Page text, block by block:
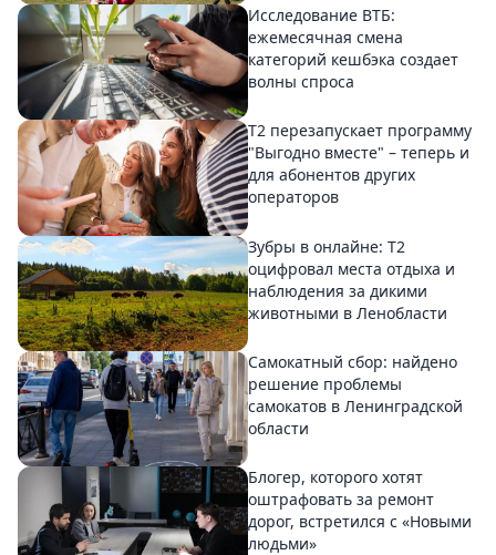
Исследование ВТБ:
ежемесячная смена
категорий кешбэка создает
волны спроса
Т2 перезапускает программу
"Выгодно вместе" – теперь и
для абонентов других
операторов
Зубры в онлайне: Т2
оцифровал места отдыха и
наблюдения за дикими
животными в Ленобласти
Самокатный сбор: найдено
решение проблемы
самокатов в Ленинградской
области
Блогер, которого хотят
оштрафовать за ремонт
дорог, встретился с «Новыми
людьми»